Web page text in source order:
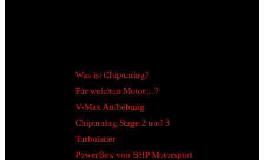
Was ist Chiptuning?
Für welchen Motor…?
V-Max Aufhebung
Chiptuning Stage 2 und 3
Turbolader
PowerBox von BHP Motorsport